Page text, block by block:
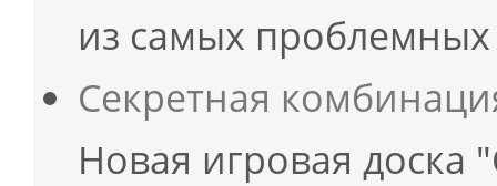
из самых
Секретная
Новая игровая доска